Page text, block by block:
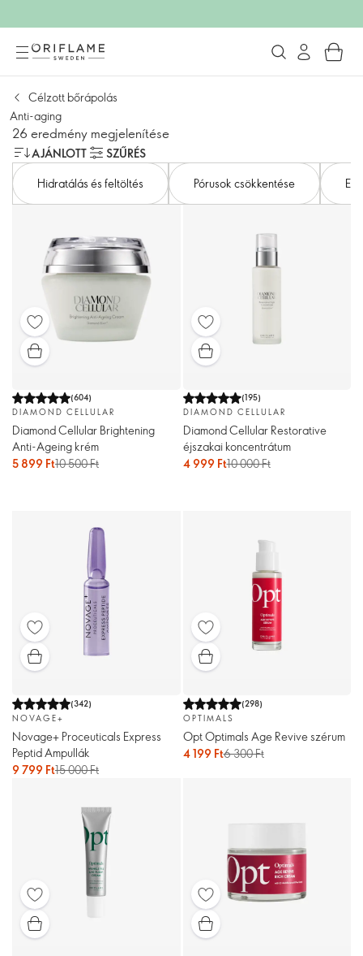
Célzott bőrápolás
Anti-aging
26 eredmény megjelenítése
AJÁNLOTT
SZŰRÉS
Hidratálás és feltöltés
Pórusok csökkentése
(604)
DIAMOND CELLULAR
Diamond Cellular Brightening
Anti-Ageing krém
5 899 Ft10 500 Ft
(195)
DIAMOND CELLULAR
Diamond Cellular Restorative
éjszakai koncentrátum
4 999 Ft10 000 Ft
(342)
NOVAGE+
Novage+ Proceuticals Express
Peptid Ampullák
9 799 Ft15 000 Ft
(298)
OPTIMALS
Opt Optimals Age Revive szérum
4 199 Ft6 300 Ft